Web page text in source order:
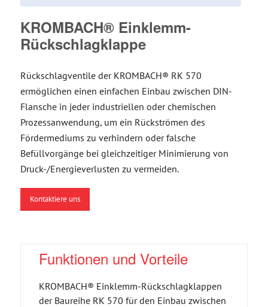
KROMBACH® Einklemm-
Rückschlagklappe
Rückschlagventile der KROMBACH® RK 570
ermöglichen einen einfachen Einbau zwischen DIN-
Flansche in jeder industriellen oder chemischen
Prozessanwendung, um ein Rückströmen des
Fördermediums zu verhindern oder falsche
Befüllvorgänge bei gleichzeitiger Minimierung von
Druck-/Energieverlusten zu vermeiden.
Kontaktiere uns
Funktionen und Vorteile
KROMBACH® Einklemm-Rückschlagklappen
der Baureihe RK 570 für den Einbau zwischen